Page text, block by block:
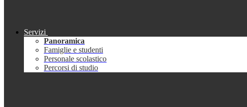
Servizi
Panoramica
Famiglie e studenti
Personale scolastico
Percorsi di studio